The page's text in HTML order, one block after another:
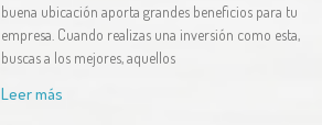
buena ubicación aporta grandes beneficios para tu
empresa. Cuando realizas una inversión como esta,
buscas a los mejores, aquellos
Leer más